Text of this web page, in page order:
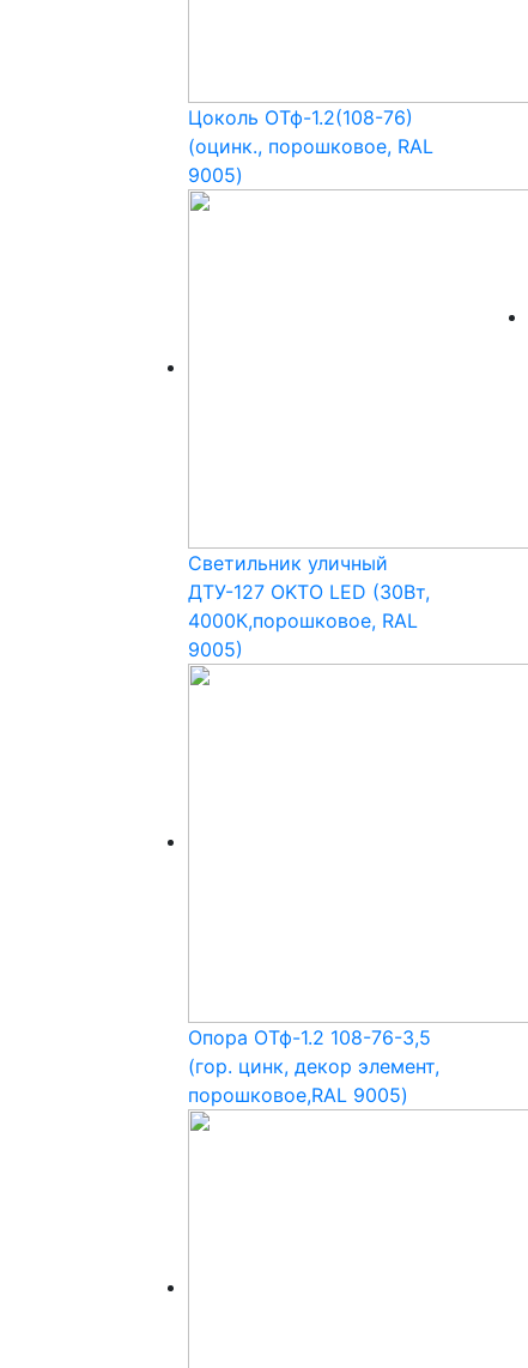
Цоколь ОТф-1.2(108-76)
(оцинк., порошковое, RAL
9005)
Светильник уличный
ДТУ-127 OKTO LED (30Вт,
4000К,порошковое, RAL
9005)
Опора ОТф-1.2 108-76-3,5
(гор. цинк, декор элемент,
порошковое,RAL 9005)